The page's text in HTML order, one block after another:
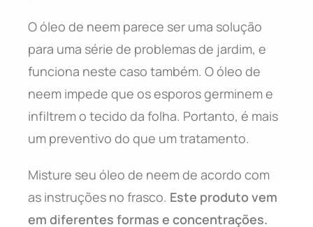
O óleo de neem parece ser uma solução
para uma série de problemas de jardim, e
funciona neste caso também. O óleo de
neem impede que os esporos germinem e
infiltrem o tecido da folha. Portanto, é mais
um preventivo do que um tratamento.
Misture seu óleo de neem de acordo com
as instruções no frasco. Este produto vem
em diferentes formas e concentrações.